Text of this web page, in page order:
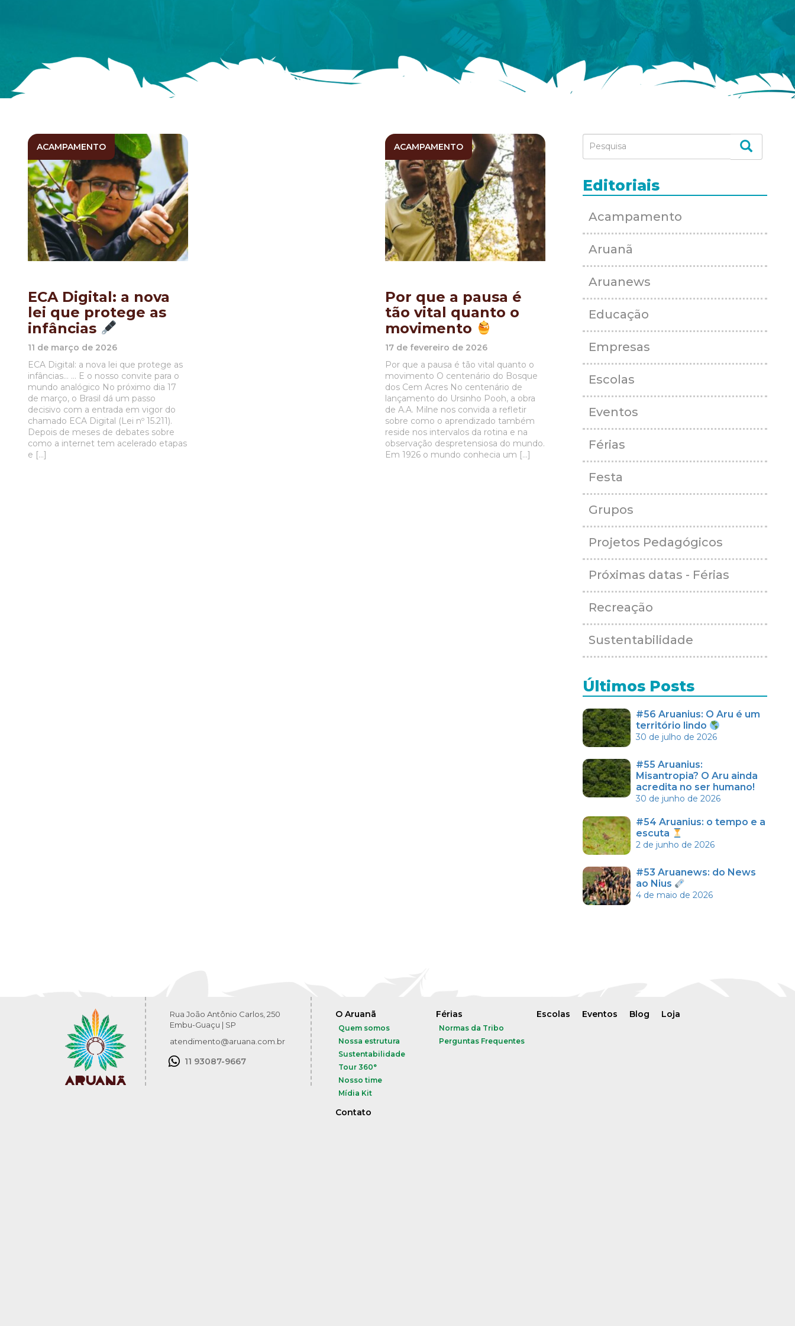
ACAMPAMENTO
ECA Digital: a nova
lei que protege as
infâncias
11 de março de 2026
ECA Digital: a nova lei que protege as
infâncias… … E o nosso convite para o
mundo analógico No próximo dia 17
de março, o Brasil dá um passo
decisivo com a entrada em vigor do
chamado ECA Digital (Lei nº 15.211).
Depois de meses de debates sobre
como a internet tem acelerado etapas
e […]
ACAMPAMENTO
Por que a pausa é
tão vital quanto o
movimento
17 de fevereiro de 2026
Por que a pausa é tão vital quanto o
movimento O centenário do Bosque
dos Cem Acres No centenário de
lançamento do Ursinho Pooh, a obra
de A.A. Milne nos convida a refletir
sobre como o aprendizado também
reside nos intervalos da rotina e na
observação despretensiosa do mundo.
Em 1926 o mundo conhecia um […]
Editoriais
Acampamento
Aruanã
Aruanews
Educação
Empresas
Escolas
Eventos
Férias
Festa
Grupos
Projetos Pedagógicos
Próximas datas - Férias
Recreação
Sustentabilidade
Últimos Posts
#56 Aruanius: O Aru é um
território lindo
30 de julho de 2026
#55 Aruanius:
Misantropia? O Aru ainda
acredita no ser humano!
30 de junho de 2026
#54 Aruanius: o tempo e a
escuta
2 de junho de 2026
#53 Aruanews: do News
ao Nius
4 de maio de 2026
Rua João Antônio Carlos, 250
Embu-Guaçu | SP
atendimento@aruana.com.br
11 93087-9667
O Aruanã
Quem somos
Nossa estrutura
Sustentabilidade
Tour 360°
Nosso time
Mídia Kit
Férias
Normas da Tribo
Perguntas Frequentes
Escolas Eventos Blog Loja
Contato